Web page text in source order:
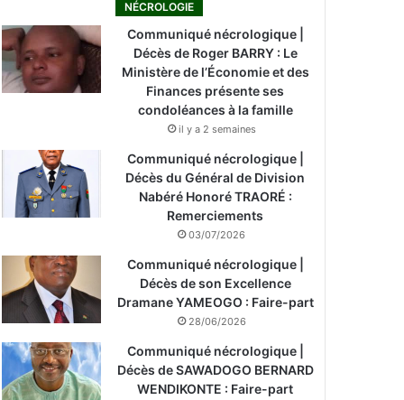
NÉCROLOGIE
Communiqué nécrologique |
Décès de Roger BARRY : Le
Ministère de l’Économie et des
Finances présente ses
condoléances à la famille
il y a 2 semaines
Communiqué nécrologique |
Décès du Général de Division
Nabéré Honoré TRAORÉ :
Remerciements
03/07/2026
Communiqué nécrologique |
Décès de son Excellence
Dramane YAMEOGO : Faire-part
28/06/2026
Communiqué nécrologique |
Décès de SAWADOGO BERNARD
WENDIKONTE : Faire-part